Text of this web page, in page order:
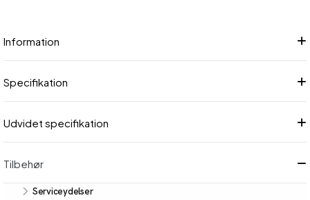
Information
Specifikation
Udvidet specifikation
Tilbehør
Serviceydelser